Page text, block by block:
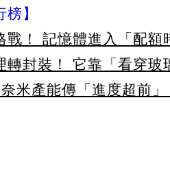
榜】
戰！ 記憶體進入「配額
轉封裝！ 它靠「看穿玻
米產能傳「進度超前